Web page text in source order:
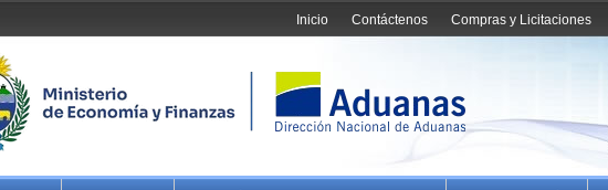
Compras y Licitaciones
Contáctenos
Inicio